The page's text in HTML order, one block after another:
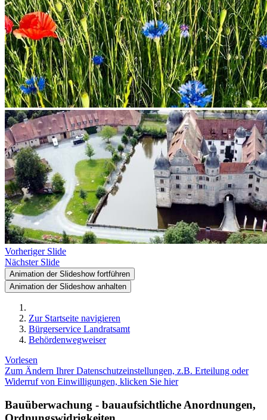
Vorheriger Slide
Nächster Slide
Animation der Slideshow fortführen
Animation der Slideshow anhalten
Zur Startseite navigieren
Bürgerservice Landratsamt
Behördenwegweiser
Vorlesen
Zum Ändern Ihrer Datenschutzeinstellungen, z.B. Erteilung oder
Widerruf von Einwilligungen, klicken Sie hier
Bauüberwachung - bauaufsichtliche Anordnungen,